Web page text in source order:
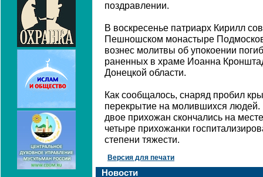
поздравлении.
В воскресенье патриарх Кирилл
Пешношском монастыре
вознес молитвы об упокоении
раненных в храме Иоанна
Донецкой области.
Как сообщалось, снаряд пробил
перекрытие на молившихся людей.
двое прихожан скончались на
четыре прихожанки
степени тяжести.
Версия для печати
Новости